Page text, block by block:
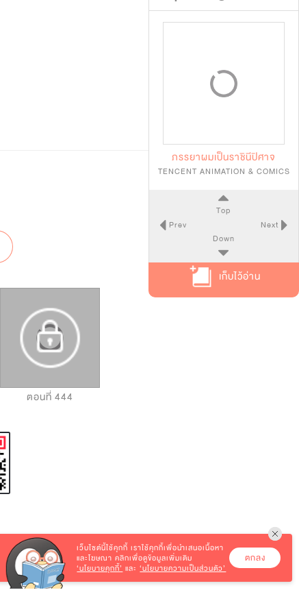
ตอนที่ 444
ภรรยาผมเป็นราชินีปิศาจ
TENCENT ANIMATION & COMICS
Top
Prev
Next
Down
เก็บไว้อ่าน
เว็บไซต์นี้ใช้คุกกี้ เราใช้คุกกี้เพื่อนำเสนอเนื้อหา
และโฆษณา คลิกเพื่อดูข้อมูลเพิ่มเติม
‘นโยบายคุกกี้’ และ‘นโยบายความเป็นส่วนตัว’
ตกลง